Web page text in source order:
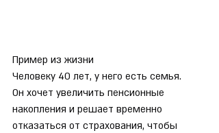
Пример из жизни
Человеку 40 лет, у него есть семья.
Он хочет увеличить пенсионные
накопления и решает временно
отказаться от страхования, чтобы